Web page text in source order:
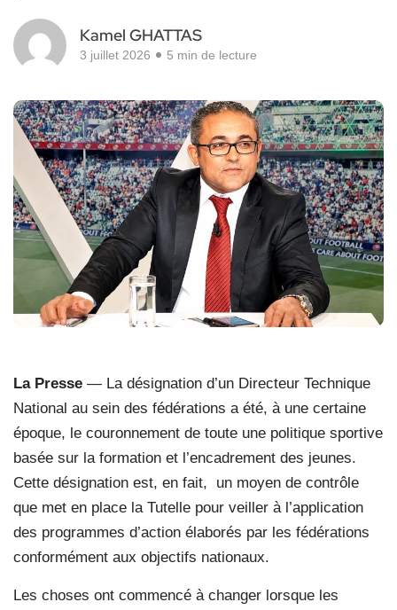
Kamel GHATTAS
3 juillet 2026 5 min de lecture
La Presse — La désignation d’un Directeur Technique
National au sein des fédérations a été, à une certaine
époque, le couronnement de toute une politique sportive
basée sur la formation et l’encadrement des jeunes.
Cette désignation est, en fait, un moyen de contrôle
que met en place la Tutelle pour veiller à l’application
des programmes d’action élaborés par les fédérations
conformément aux objectifs nationaux.
Les choses ont commencé à changer lorsque les